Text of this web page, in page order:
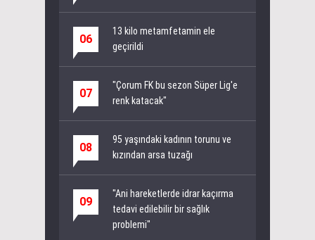
06
13 kilo metamfetamin ele
geçirildi
07
"Çorum FK bu sezon Süper Lig'e
renk katacak"
08
95 yaşındaki kadının torunu ve
kızından arsa tuzağı
09
"Ani hareketlerde idrar kaçırma
tedavi edilebilir bir sağlık
problemi"